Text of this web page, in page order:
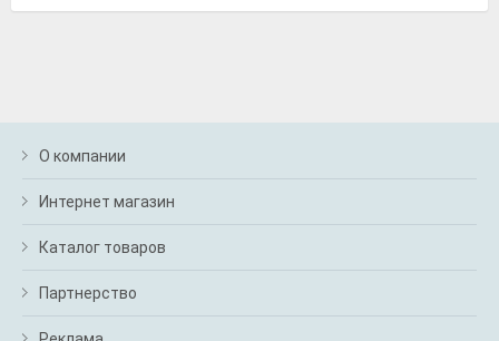
О компании
Интернет магазин
Каталог товаров
Партнерство